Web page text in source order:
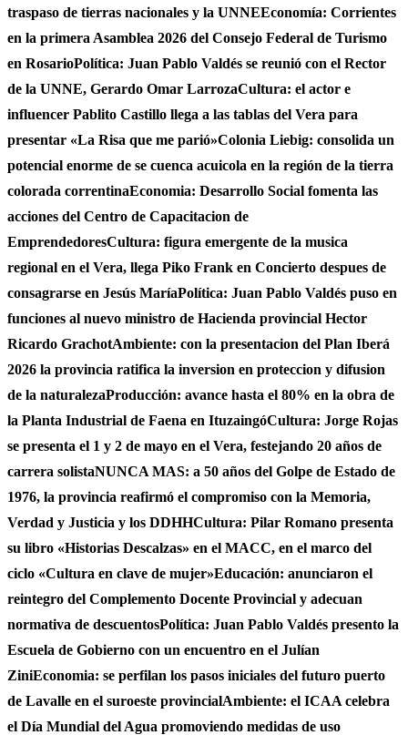
traspaso de tierras nacionales y la UNNEEconomía: Corrientes
en la primera Asamblea 2026 del Consejo Federal de Turismo
en RosarioPolítica: Juan Pablo Valdés se reunió con el Rector
de la UNNE, Gerardo Omar LarrozaCultura: el actor e
influencer Pablito Castillo llega a las tablas del Vera para
presentar «La Risa que me parió»Colonia Liebig: consolida un
potencial enorme de se cuenca acuicola en la región de la tierra
colorada correntinaEconomia: Desarrollo Social fomenta las
acciones del Centro de Capacitacion de
EmprendedoresCultura: figura emergente de la musica
regional en el Vera, llega Piko Frank en Concierto despues de
consagrarse en Jesús MaríaPolítica: Juan Pablo Valdés puso en
funciones al nuevo ministro de Hacienda provincial Hector
Ricardo GrachotAmbiente: con la presentacion del Plan Iberá
2026 la provincia ratifica la inversion en proteccion y difusion
de la naturalezaProducción: avance hasta el 80% en la obra de
la Planta Industrial de Faena en ItuzaingóCultura: Jorge Rojas
se presenta el 1 y 2 de mayo en el Vera, festejando 20 años de
carrera solistaNUNCA MAS: a 50 años del Golpe de Estado de
1976, la provincia reafirmó el compromiso con la Memoria,
Verdad y Justicia y los DDHHCultura: Pilar Romano presenta
su libro «Historias Descalzas» en el MACC, en el marco del
ciclo «Cultura en clave de mujer»Educación: anunciaron el
reintegro del Complemento Docente Provincial y adecuan
normativa de descuentosPolítica: Juan Pablo Valdés presento la
Escuela de Gobierno con un encuentro en el Julían
ZiniEconomia: se perfilan los pasos iniciales del futuro puerto
de Lavalle en el suroeste provincialAmbiente: el ICAA celebra
el Día Mundial del Agua promoviendo medidas de uso